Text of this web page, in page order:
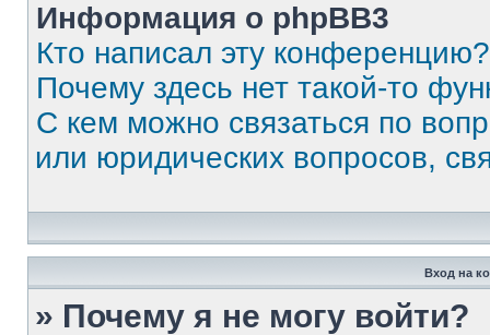
Информация о phpBB3
Кто написал эту конференцию?
Почему здесь нет такой-то
С кем можно связаться по
или юридических вопросов,
Вход на
» Почему я не могу войти?